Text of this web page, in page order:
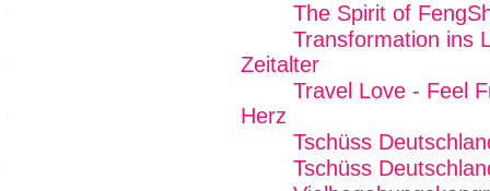
The Spirit of
Transformation ins
Zeitalter
Travel Love - Feel
Herz
Tschüss
Tschüss